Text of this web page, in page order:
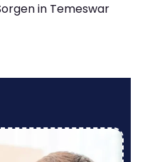
in Temeswar